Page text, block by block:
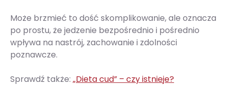
Może brzmieć to dość skomplikowanie, ale oznacza
po prostu, że jedzenie bezpośrednio i pośrednio
wpływa na nastrój, zachowanie i zdolności
poznawcze.
Sprawdź także: „Dieta cud” – czy istnieje?